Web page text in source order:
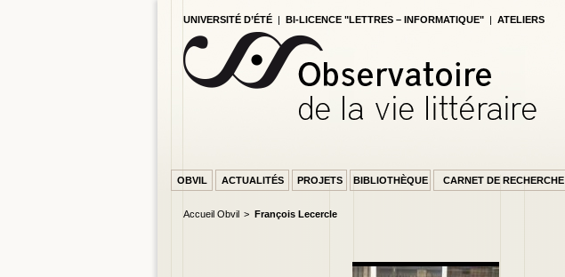
UNIVERSITÉ D’ÉTÉ | BI-LICENCE "LETTRES – INFORMATIQUE" | ATELIERS
OBVIL ACTUALITÉS PROJETS BIBLIOTHÈQUE CARNET DE RECHERCHE
Accueil Obvil François Lecercle